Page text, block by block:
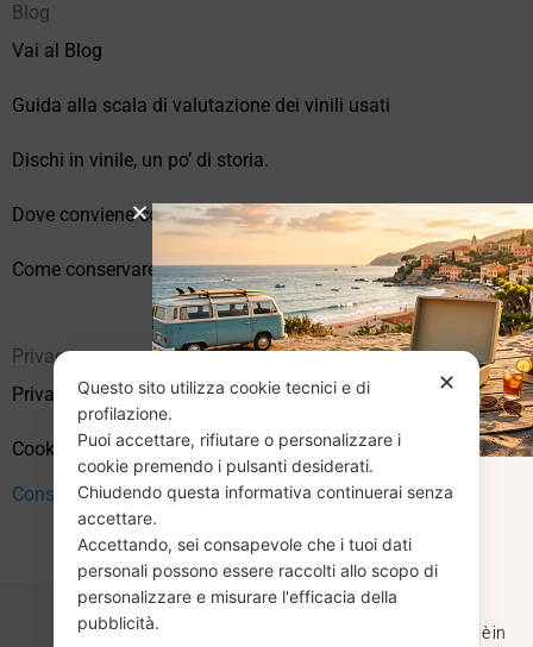
Blog
Vai al Blog
Guida alla scala di valutazione dei vinili usati
Dischi in vinile, un po’ di storia.
Dove conviene comprare vinili online?
Come conservare correttamente i vinili usati
Privacy
Privacy Policy
Cookie Policy (UE)
Consenso
✕
Questo sito utilizza cookie tecnici e di
profilazione.
Puoi accettare, rifiutare o personalizzare i
cookie premendo i pulsanti desiderati.
Chiudendo questa informativa continuerai senza
accettare.
Accettando, sei consapevole che i tuoi dati
personali possono essere raccolti allo scopo di
personalizzare e misurare l'efficacia della
pubblicità.
CHIUSURA
ESTIVA
Dal 29 luglio al 31 agosto venditaviniliusati.it è in